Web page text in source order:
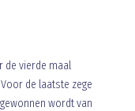
de vierde maal
de laatste zege
wordt van